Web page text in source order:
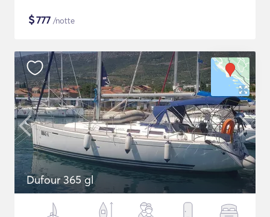
$777 /notte
Dufour 365 gl